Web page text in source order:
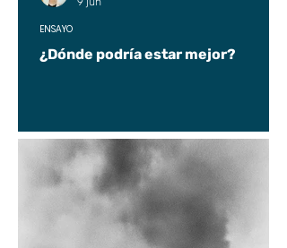
¿Dónde podría estar mejor?
ENSAYO